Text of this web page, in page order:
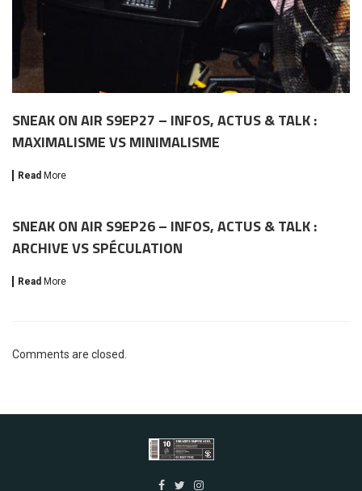
SNEAK ON AIR S9EP27 – INFOS, ACTUS & TALK :
MAXIMALISME VS MINIMALISME
Read More
SNEAK ON AIR S9EP26 – INFOS, ACTUS & TALK :
ARCHIVE VS SPÉCULATION
Read More
Comments are closed.